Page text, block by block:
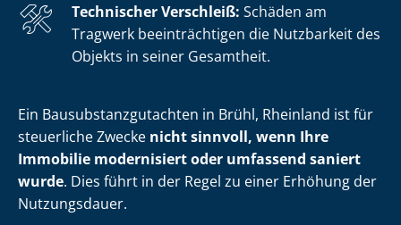
Technischer Verschleiß: Schäden am
Tragwerk beeinträchtigen die Nutzbarkeit des
Objekts in seiner Gesamtheit.
Ein Bau­sub­stanz­gut­ach­ten in Brühl, Rheinland ist für
steuerliche Zwecke nicht sinnvoll, wenn Ihre
Immobilie modernisiert oder umfassend saniert
wurde. Dies führt in der Regel zu einer Erhöhung der
Nutzungsdauer.